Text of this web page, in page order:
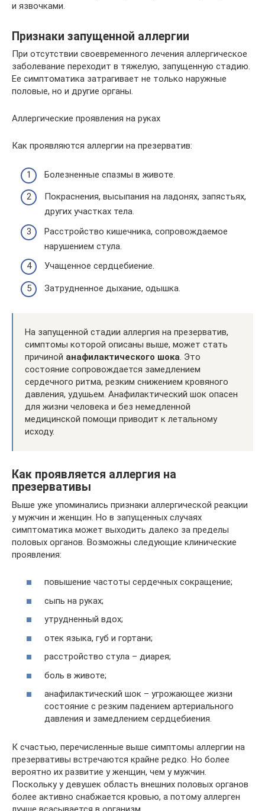
и язвочками.
Признаки запущенной аллергии
При отсутствии своевременного лечения аллергическое
заболевание переходит в тяжелую, запущенную стадию.
Ее симптоматика затрагивает не только наружные
половые, но и другие органы.
Аллергические проявления на руках
Как проявляются аллергии на презерватив:
Болезненные спазмы в животе.
Покраснения, высыпания на ладонях, запястьях,
других участках тела.
Расстройство кишечника, сопровождаемое
нарушением стула.
Учащенное сердцебиение.
Затрудненное дыхание, одышка.
На запущенной стадии аллергия на презерватив,
симптомы которой описаны выше, может стать
причиной анафилактического шока. Это
состояние сопровождается замедлением
сердечного ритма, резким снижением кровяного
давления, удушьем. Анафилактический шок опасен
для жизни человека и без немедленной
медицинской помощи приводит к летальному
исходу.
Как проявляется аллергия на
презервативы
Выше уже упоминались признаки аллергической реакции
у мужчин и женщин. Но в запущенных случаях
симптоматика может выходить далеко за пределы
половых органов. Возможны следующие клинические
проявления:
повышение частоты сердечных сокращение;
сыпь на руках;
утрудненный вдох;
отек языка, губ и гортани;
расстройство стула – диарея;
боль в животе;
анафилактический шок – угрожающее жизни
состояние с резким падением артериального
давления и замедлением сердцебиения.
К счастью, перечисленные выше симптомы аллергии на
презервативы встречаются крайне редко. Но более
вероятно их развитие у женщин, чем у мужчин.
Поскольку у девушек область внешних половых органов
более активно снабжается кровью, а потому аллерген